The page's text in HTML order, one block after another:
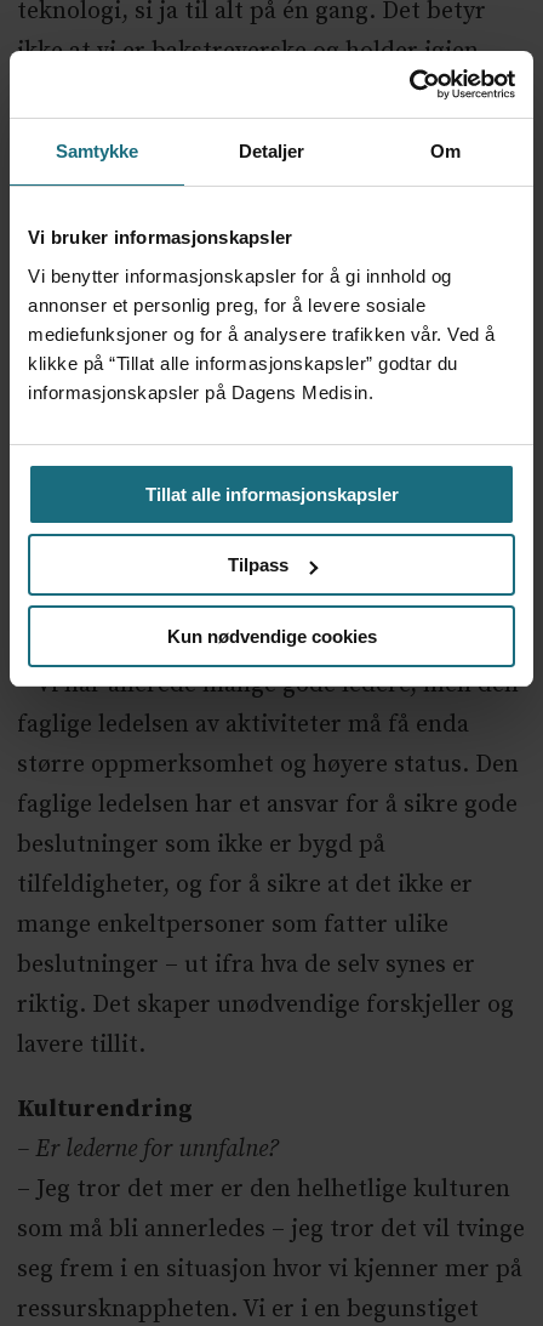
Samtykke Detaljer Om
Vi bruker informasjonskapsler
Vi benytter informasjonskapsler for å gi innhold og
annonser et personlig preg, for å levere sosiale
mediefunksjoner og for å analysere trafikken vår. Ved å
klikke på “Tillat alle informasjonskapsler” godtar du
informasjonskapsler på Dagens Medisin.
Tillat alle informasjonskapsler
Tilpass
Kun nødvendige cookies
teknologi, si ja til alt på én gang. Det betyr
ikke at vi er bakstreverske og holder igjen,
men snarere at vi er frempå og velger de nye
samtidig.
Tilfeldigheter
– Vil det bli mer kontroll og mer registrering?
– Jeg er ikke opptatt av mer registrering, men
er opptatt av at det er gode, nære erfarne
at de pasientgruppene som ikke roper høyest
også får et godt tilbud – og at pasienter og
sykehjemsbeboere ikke er utsatt for en
tilfeldighet i tilbudet.
– Må lederne bli flinkere?
– Vi har allerede mange gode ledere, men den
faglige ledelsen av aktiviteter må få enda
større oppmerksomhet og høyere status. Den
faglige ledelsen har et ansvar for å sikre gode
beslutninger som ikke er bygd på
tilfeldigheter, og for å sikre at det ikke er
mange enkeltpersoner som fatter ulike
beslutninger – ut ifra hva de selv synes er
riktig. Det skaper unødvendige forskjeller og
lavere tillit.
Kulturendring
– Er lederne for unnfalne?
– Jeg tror det mer er den helhetlige kulturen
som må bli annerledes – jeg tror det vil tvinge
seg frem i en situasjon hvor vi kjenner mer på
ressursknappheten. Vi er i en begunstiget